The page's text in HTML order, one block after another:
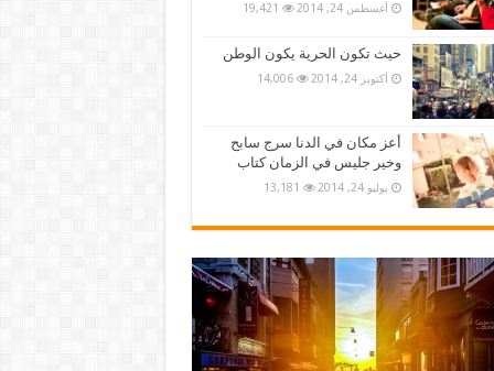
أغسطس 24, 2014 19,421
حيث تكون الحرية يكون الوطن
أكتوبر 24, 2014 14,006
أعز مكان في الدنا سرج سابح
وخير جليس في الزمان كتاب
يوليو 24, 2014 13,181